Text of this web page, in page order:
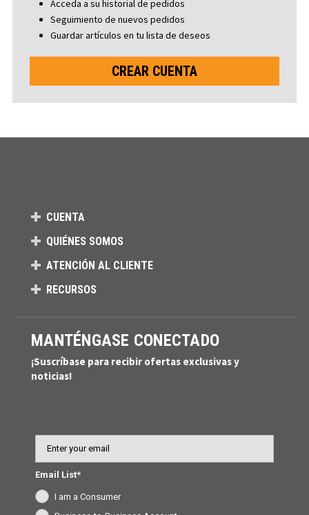
Acceda a su historial de pedidos
Seguimiento de nuevos pedidos
Guardar artículos en tu lista de deseos
CREAR CUENTA
CUENTA
QUIÉNES SOMOS
ATENCIÓN AL CLIENTE
RECURSOS
MANTÉNGASE CONECTADO
¡Suscríbase para recibir ofertas exclusivas y
noticias!
Email List*
I am a Consumer